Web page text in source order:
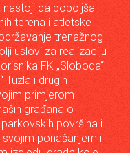
nastoji da poboljša
terena i atletske
trenažnog
uslovi za realizaciju
FK „Sloboda“
Tuzla i drugih
primjerom
građana o
površina i
svojim ponašanjem i